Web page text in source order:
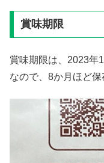
賞味期限
賞味期限は、2023年
なので、8か月ほど保